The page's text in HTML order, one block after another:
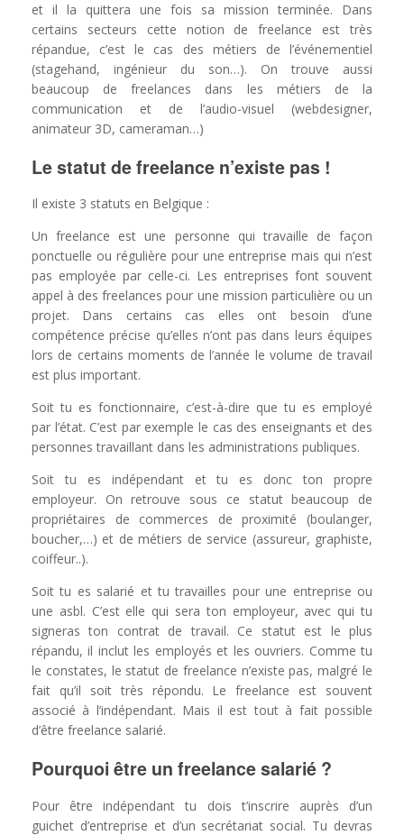
et il la quittera une fois sa mission terminée. Dans
certains secteurs cette notion de freelance est très
répandue, c’est le cas des métiers de l’événementiel
(stagehand, ingénieur du son…). On trouve aussi
beaucoup de freelances dans les métiers de la
communication et de l’audio-visuel (webdesigner,
animateur 3D, cameraman…)
Le statut de freelance n’existe pas !
Il existe 3 statuts en Belgique :
Un freelance est une personne qui travaille de façon
ponctuelle ou régulière pour une entreprise mais qui n’est
pas employée par celle-ci. Les entreprises font souvent
appel à des freelances pour une mission particulière ou un
projet. Dans certains cas elles ont besoin d’une
compétence précise qu’elles n’ont pas dans leurs équipes
lors de certains moments de l’année le volume de travail
est plus important.
Soit tu es fonctionnaire, c’est-à-dire que tu es employé
par l’état. C’est par exemple le cas des enseignants et des
personnes travaillant dans les administrations publiques.
Soit tu es indépendant et tu es donc ton propre
employeur. On retrouve sous ce statut beaucoup de
propriétaires de commerces de proximité (boulanger,
boucher,…) et de métiers de service (assureur, graphiste,
coiffeur..).
Soit tu es salarié et tu travailles pour une entreprise ou
une asbl. C’est elle qui sera ton employeur, avec qui tu
signeras ton contrat de travail. Ce statut est le plus
répandu, il inclut les employés et les ouvriers. Comme tu
le constates, le statut de freelance n’existe pas, malgré le
fait qu’il soit très répondu. Le freelance est souvent
associé à l’indépendant. Mais il est tout à fait possible
d’être freelance salarié.
Pourquoi être un freelance salarié ?
Pour être indépendant tu dois t’inscrire auprès d’un
guichet d’entreprise et d’un secrétariat social. Tu devras